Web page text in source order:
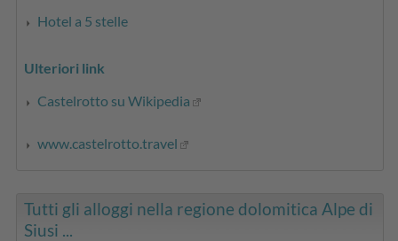
Hotel a 5 stelle
Ulteriori link
Castelrotto su Wikipedia
www.castelrotto.travel
Tutti gli alloggi nella regione dolomitica Alpe di
Siusi ...